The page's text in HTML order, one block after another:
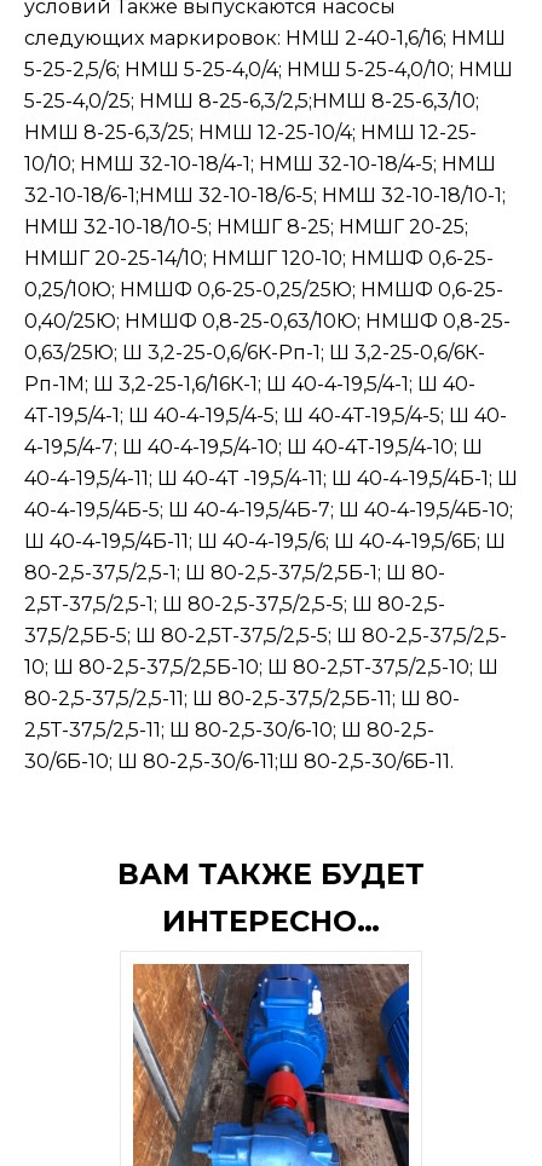
условий Также выпускаются насосы
следующих маркировок: НМШ 2-40-1,6/16; НМШ
5-25-2,5/6; НМШ 5-25-4,0/4; НМШ 5-25-4,0/10; НМШ
5-25-4,0/25; НМШ 8-25-6,3/2,5;НМШ 8-25-6,3/10;
НМШ 8-25-6,3/25; НМШ 12-25-10/4; НМШ 12-25-
10/10; НМШ 32-10-18/4-1; НМШ 32-10-18/4-5; НМШ
32-10-18/6-1;НМШ 32-10-18/6-5; НМШ 32-10-18/10-1;
НМШ 32-10-18/10-5; НМШГ 8-25; НМШГ 20-25;
НМШГ 20-25-14/10; НМШГ 120-10; НМШФ 0,6-25-
0,25/10Ю; НМШФ 0,6-25-0,25/25Ю; НМШФ 0,6-25-
0,40/25Ю; НМШФ 0,8-25-0,63/10Ю; НМШФ 0,8-25-
0,63/25Ю; Ш 3,2-25-0,6/6К-Рп-1; Ш 3,2-25-0,6/6К-
Рп-1М; Ш 3,2-25-1,6/16К-1; Ш 40-4-19,5/4-1; Ш 40-
4Т-19,5/4-1; Ш 40-4-19,5/4-5; Ш 40-4Т-19,5/4-5; Ш 40-
4-19,5/4-7; Ш 40-4-19,5/4-10; Ш 40-4Т-19,5/4-10; Ш
40-4-19,5/4-11; Ш 40-4Т -19,5/4-11; Ш 40-4-19,5/4Б-1; Ш
40-4-19,5/4Б-5; Ш 40-4-19,5/4Б-7; Ш 40-4-19,5/4Б-10;
Ш 40-4-19,5/4Б-11; Ш 40-4-19,5/6; Ш 40-4-19,5/6Б; Ш
80-2,5-37,5/2,5-1; Ш 80-2,5-37,5/2,5Б-1; Ш 80-
2,5Т-37,5/2,5-1; Ш 80-2,5-37,5/2,5-5; Ш 80-2,5-
37,5/2,5Б-5; Ш 80-2,5Т-37,5/2,5-5; Ш 80-2,5-37,5/2,5-
10; Ш 80-2,5-37,5/2,5Б-10; Ш 80-2,5Т-37,5/2,5-10; Ш
80-2,5-37,5/2,5-11; Ш 80-2,5-37,5/2,5Б-11; Ш 80-
2,5Т-37,5/2,5-11; Ш 80-2,5-30/6-10; Ш 80-2,5-
30/6Б-10; Ш 80-2,5-30/6-11;Ш 80-2,5-30/6Б-11.
ВАМ ТАКЖЕ БУДЕТ
ИНТЕРЕСНО…